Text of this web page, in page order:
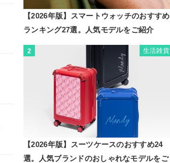
【2026年版】スマートウォッチのおすすめ
ランキング27選。人気モデルをご紹介
2 生活雑貨
【2026年版】スーツケースのおすすめ24
選。人気ブランドのおしゃれなモデルをご